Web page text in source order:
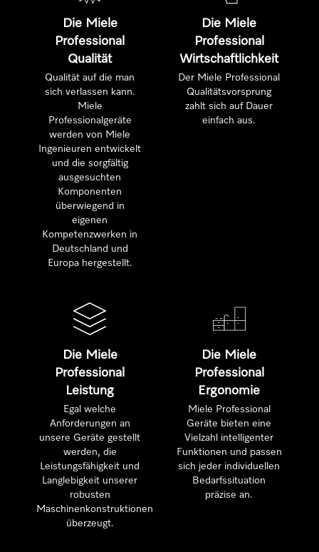
Die Miele
Professional
Qualität
Qualität auf die man
sich verlassen kann.
Miele
Professionalgeräte
werden von Miele
Ingenieuren entwickelt
und die sorgfältig
ausgesuchten
Komponenten
überwiegend in
eigenen
Kompetenzwerken in
Deutschland und
Europa hergestellt.
Die Miele
Professional
Wirtschaftlichkeit
Der Miele Professional
Qualitätsvorsprung
zahlt sich auf Dauer
einfach aus.
Die Miele
Professional
Leistung
Egal welche
Anforderungen an
unsere Geräte gestellt
werden, die
Leistungsfähigkeit und
Langlebigkeit unserer
robusten
Maschinenkonstruktionen
überzeugt.
Die Miele
Professional
Ergonomie
Miele Professional
Geräte bieten eine
Vielzahl intelligenter
Funktionen und passen
sich jeder individuellen
Bedarfssituation
präzise an.